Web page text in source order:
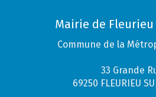
Mairie de Fleurieu
Commune de la
33 Grande
69250 FLEURIEU